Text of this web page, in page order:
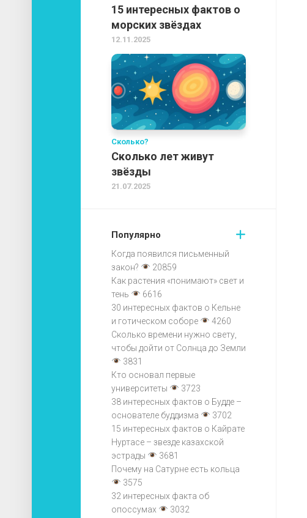
15 интересных фактов о
морских звёздах
12.11.2025
Сколько?
Сколько лет живут
звёзды
21.07.2025
Популярно
Когда появился письменный
закон?
20859
Как растения «понимают» свет и
тень
6616
30 интересных фактов о Кельне
и готическом соборе
4260
Сколько времени нужно свету,
чтобы дойти от Солнца до Земли
3831
Кто основал первые
университеты
3723
38 интересных фактов о Будде –
основателе буддизма
3702
15 интересных фактов о Кайрате
Нуртасе – звезде казахской
эстрады
3681
Почему на Сатурне есть кольца
3575
32 интересных факта об
опоссумах
3032